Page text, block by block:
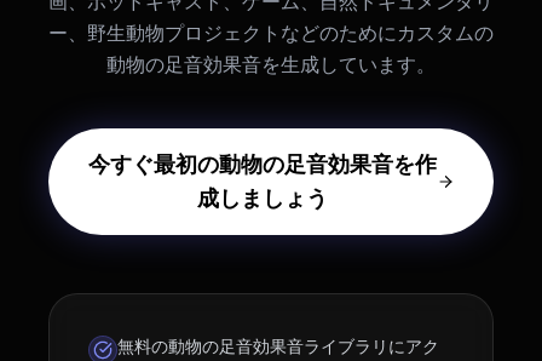
ー、野生動物プロジェクトなどのためにカスタムの
動物の足音効果音を生成しています。
今すぐ最初の動物の足音効果音を作
成しましょう
無料の動物の足音効果音ライブラリにアク